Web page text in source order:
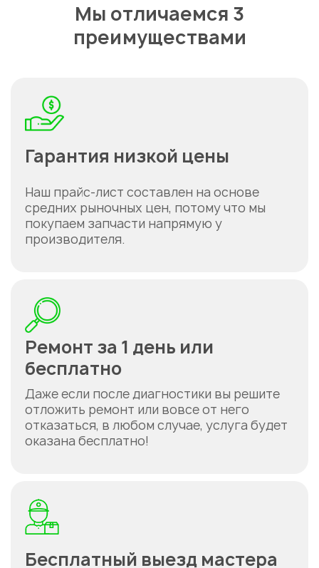
Мы отличаемся 3
преимуществами
Гарантия низкой цены
Наш прайс-лист составлен на основе
средних рыночных цен, потому что мы
покупаем запчасти напрямую у
производителя.
Ремонт за 1 день или
бесплатно
Даже если после диагностики вы решите
отложить ремонт или вовсе от него
отказаться, в любом случае, услуга будет
оказана бесплатно!
Бесплатный выезд мастера